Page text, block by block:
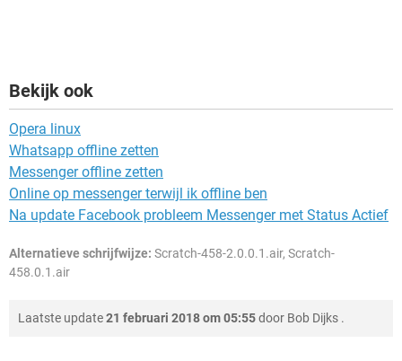
Bekijk ook
Opera linux
Whatsapp offline zetten
Messenger offline zetten
Online op messenger terwijl ik offline ben
Na update Facebook probleem Messenger met Status Actief
Alternatieve schrijfwijze: Scratch-458-2.0.0.1.air, Scratch-
458.0.1.air
Laatste update21 februari 2018 om 05:55door Bob Dijks .